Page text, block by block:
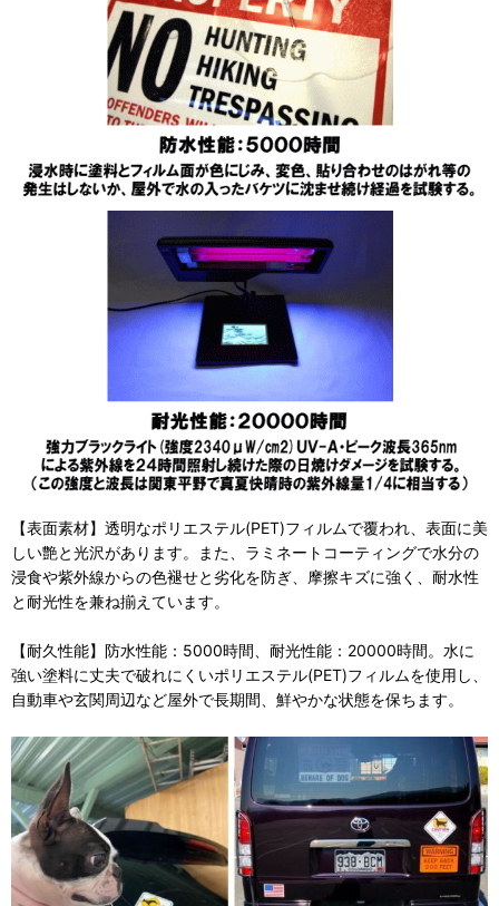
【表面素材】透明なポリエステル(PET)フィルムで覆われ、表面に美
しい艶と光沢があります。また、ラミネートコーティングで水分の
浸食や紫外線からの色褪せと劣化を防ぎ、摩擦キズに強く、耐水性
と耐光性を兼ね揃えています。
【耐久性能】防水性能：5000時間、耐光性能：20000時間。水に
強い塗料に丈夫で破れにくいポリエステル(PET)フィルムを使用し、
自動車や玄関周辺など屋外で長期間、鮮やかな状態を保ちます。